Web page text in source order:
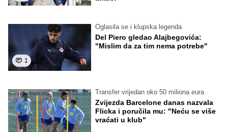
1
Oglasila se i klupska legenda
Del Piero gledao Alajbegovića:
"Mislim da za tim nema potrebe"
Transfer vrijedan oko 50 miliona eura
Zvijezda Barcelone danas nazvala
Flicka i poručila mu: "Neću se više
vraćati u klub"